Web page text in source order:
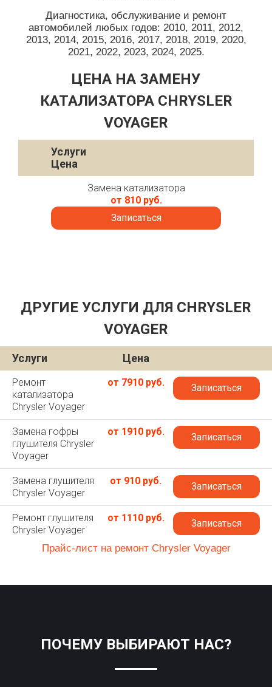
Диагностика, обслуживание и ремонт
автомобилей любых годов: 2010, 2011, 2012,
2013, 2014, 2015, 2016, 2017, 2018, 2019, 2020,
2021, 2022, 2023, 2024, 2025.
ЦЕНА НА ЗАМЕНУ
КАТАЛИЗАТОРА CHRYSLER
VOYAGER
Услуги
Цена
Замена катализатора
от 810 руб.
Записаться
ДРУГИЕ УСЛУГИ ДЛЯ CHRYSLER
VOYAGER
Услуги Цена
Ремонт
катализатора
Chrysler Voyager
от 7910 руб. Записаться
Замена гофры
глушителя Chrysler
Voyager
от 1910 руб. Записаться
Замена глушителя
Chrysler Voyager
от 910 руб. Записаться
Ремонт глушителя
Chrysler Voyager
от 1110 руб. Записаться
Прайс-лист на ремонт Chrysler Voyager
ПОЧЕМУ ВЫБИРАЮТ НАС?